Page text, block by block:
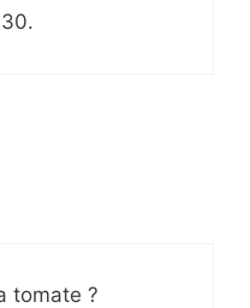
tomate ?